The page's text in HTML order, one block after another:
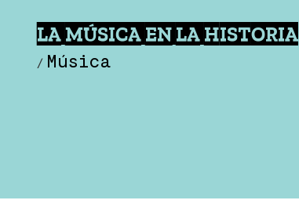
LA MÚSICA EN LA HISTORIA
/ Música